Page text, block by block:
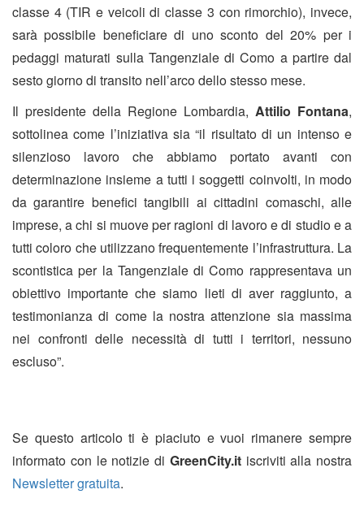
classe 4 (TIR e veicoli di classe 3 con rimorchio), invece,
sarà possibile beneficiare di uno sconto del 20% per i
pedaggi maturati sulla Tangenziale di Como a partire dal
sesto giorno di transito nell’arco dello stesso mese.
Il presidente della Regione Lombardia, Attilio Fontana,
sottolinea come l’iniziativa sia “il risultato di un intenso e
silenzioso lavoro che abbiamo portato avanti con
determinazione insieme a tutti i soggetti coinvolti, in modo
da garantire benefici tangibili ai cittadini comaschi, alle
imprese, a chi si muove per ragioni di lavoro e di studio e a
tutti coloro che utilizzano frequentemente l’infrastruttura. La
scontistica per la Tangenziale di Como rappresentava un
obiettivo importante che siamo lieti di aver raggiunto, a
testimonianza di come la nostra attenzione sia massima
nei confronti delle necessità di tutti i territori, nessuno
escluso”.
Se questo articolo ti è piaciuto e vuoi rimanere sempre
informato con le notizie di GreenCity.itiscriviti alla nostra
Newsletter gratuita.